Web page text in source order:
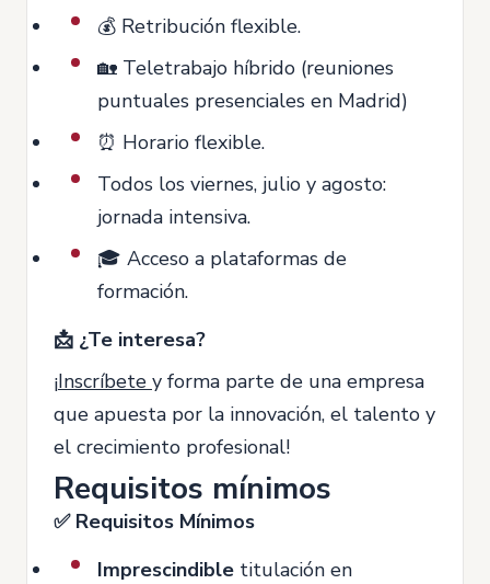
💰 Retribución flexible.
🏡 Teletrabajo híbrido (reuniones
puntuales presenciales en Madrid)
⏰ Horario flexible.
Todos los viernes, julio y agosto:
jornada intensiva.
🎓 Acceso a plataformas de
formación.
📩 ¿Te interesa?
¡Inscríbete y forma parte de una empresa
que apuesta por la innovación, el talento y
el crecimiento profesional!
Requisitos mínimos
✅ Requisitos Mínimos
Imprescindible titulación en